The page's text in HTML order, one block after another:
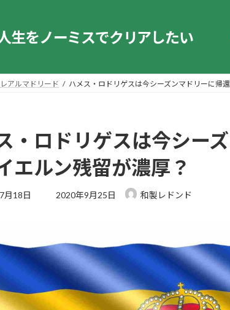
生をノーミスでクリアしたい
レアルマドリード ハメス・ロドリゲスは今シーズンマドリーに帰
・ロドリゲスは今シー
エルン残留が濃厚？
月18日
最
日
時
:
2020年9月25日 和製レドンド